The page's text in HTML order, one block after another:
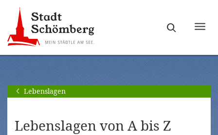
Hauptnavigation
springen
[Alt]+
Seiteninhalt
springen
[Alt]+
Lebenslagen
Lebenslagen von A bis Z